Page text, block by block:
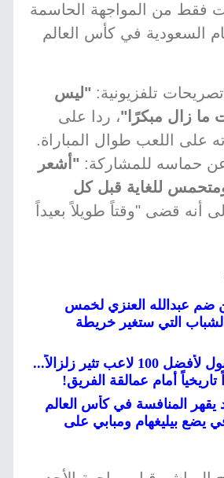
فقط من المواجهة الحاسمة
السعودية في كأس العالم
تلفزيونية: "ليس
ما زال مبكرًا"، ردا على
على اللعب طوال المباراة.
حماسه للمشاركة: "أشعر
ومتحمس للغاية قبل كل
أنه قضى "وقتاً طويلاً بعيداً
ضم عبدالله العنزي لخمس
التي ستغير خريطة
صادم: قائمة ليفربول لأفضل 100 لاعب تثير زلزالاً...
أمام عمالقة الفريق!
يقهر المنافسة في كأس العالم
يضع بيليغهام ومبابي على